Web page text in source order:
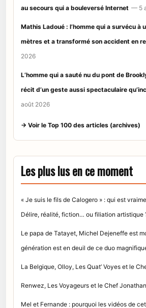
au secours qui a bouleversé Internet — 5
Mathis Ladoué : l’homme qui a survécu à
mètres et a transformé son accident en
2026
L’homme qui a sauté nu du pont de
récit d’un geste aussi spectaculaire
août 2026
→ Voir le Top 100 des articles (archives)
Les plus lus en ce moment
« Je suis le fils de Calogero » : qui est
Délire, réalité, fiction… ou filiation artistique
Le papa de Tatayet, Michel Dejeneffe est
génération est en deuil de ce duo
La Belgique, Olloy, Les Quat’ Voyes et le
Renwez, Les Voyageurs et le Chef
Mel et Fernande : pourquoi les vidéos de